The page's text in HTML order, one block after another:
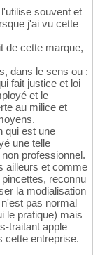
souvent et
j'ai vu cette
de cette marque,
dans le sens ou :
fait justice et loi
et le
au milice et
qui est une
une telle
professionnel.
ailleurs et comme
reconnu
la modialisation
pas normal
le pratique) mais
traitant apple
cette entreprise.